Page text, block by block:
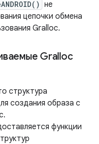
не
цепочки обмена
Gralloc.
Gralloc
структура
создания образа с
функции